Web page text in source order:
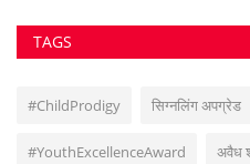
TAGS
#ChildProdigy सिग्नलिंग अपग्रेड
#YouthExcellenceAward अवैध